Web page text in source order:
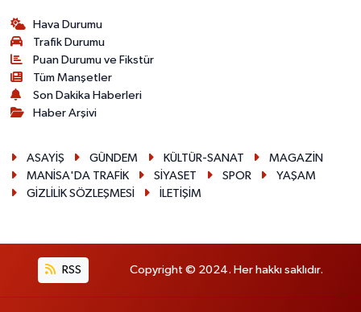
Hava Durumu
Trafik Durumu
Puan Durumu ve Fikstür
Tüm Manşetler
Son Dakika Haberleri
Haber Arşivi
ASAYİŞ GÜNDEM KÜLTÜR-SANAT
MAGAZİN
MANİSA'DA TRAFİK
SİYASET SPOR
YAŞAM
GİZLİLİK SÖZLEŞMESİ
İLETİŞİM
RSS Copyright © 2024. Her hakkı saklıdır.